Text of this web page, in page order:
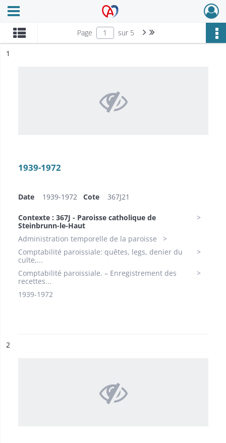
Archives Alsace - Colmar
Ouvrir le menu déroulant
Page sur 5 Page suivante : 1/5
n°
1
1939-1972​
Date 1939-1972​ Cote 367J21
Contexte : 367J - Paroisse catholique de
Steinbrunn-le-Haut
Administration temporelle de la paroisse
Comptabilité paroissiale: quêtes, legs, denier du
culte,...
Comptabilité paroissiale. – Enregistrement des
recettes...
1939-1972​
n°
2